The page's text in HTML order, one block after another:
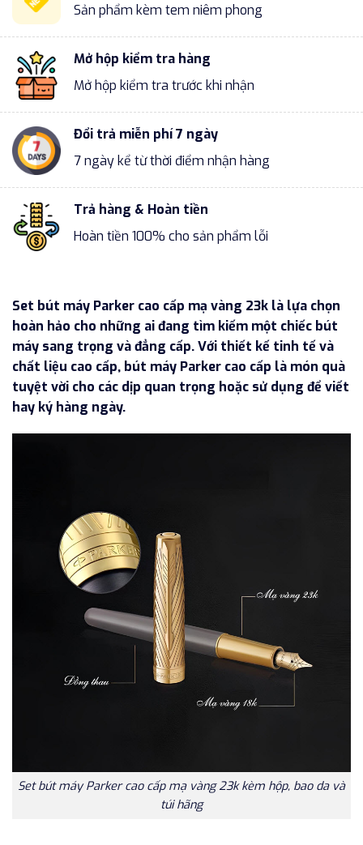
Sản phẩm kèm tem niêm phong
Mở hộp kiểm tra hàng
Mở hộp kiểm tra trước khi nhận
Đổi trả miễn phí 7 ngày
7 ngày kể từ thời điểm nhận hàng
Trả hàng & Hoàn tiền
Hoàn tiền 100% cho sản phẩm lỗi
Set bút máy Parker cao cấp mạ vàng 23k là lựa chọn
hoàn hảo cho những ai đang tìm kiếm một chiếc bút
máy sang trọng và đẳng cấp. Với thiết kế tinh tế và
chất liệu cao cấp, bút máy Parker cao cấp là món quà
tuyệt vời cho các dịp quan trọng hoặc sử dụng để viết
hay ký hàng ngày.
Set bút máy Parker cao cấp mạ vàng 23k kèm hộp, bao da và
túi hãng